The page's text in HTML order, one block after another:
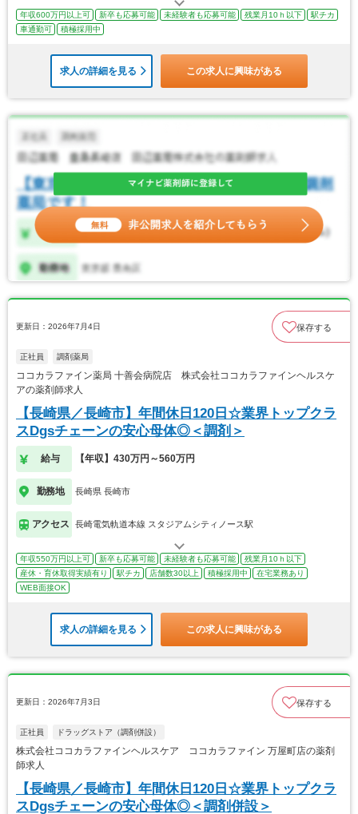
年収600万円以上可 新卒も応募可能 未経験者も応募可能 残業月10ｈ以下
駅チカ
車通勤可
積極採用中
求人の詳細を見る この求人に興味がある
更新日：2026年7月4日 保存する
正社員 調剤薬局
ココカラファイン薬局 十善会病院店 株式会社ココカラファインヘルスケ
アの薬剤師求人
【長崎県／長崎市】年間休日120日☆業界トップクラ
スDgsチェーンの安心母体◎＜調剤＞
給与 【年収】430万円～560万円
勤務地 長崎県 長崎市
アクセス 長崎電気軌道本線 スタジアムシティノース駅
年収550万円以上可 新卒も応募可能 未経験者も応募可能
残業月10ｈ以下
産休・育休取得実績有り
駅チカ 店舗数30以上 積極採用中
在宅業務あり
WEB面接OK
求人の詳細を見る この求人に興味がある
更新日：2026年7月3日 保存する
正社員 ドラッグストア（調剤併設）
株式会社ココカラファインヘルスケア ココカラファイン 万屋町店の薬剤
師求人
【長崎県／長崎市】年間休日120日☆業界トップクラ
スDgsチェーンの安心母体◎＜調剤併設＞